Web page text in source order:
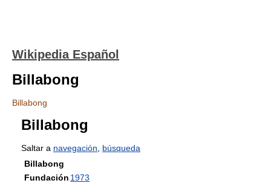
Wikipedia Español
Billabong
Billabong
Billabong
Saltar a navegación
búsqueda
Billabong
Fundación 1973